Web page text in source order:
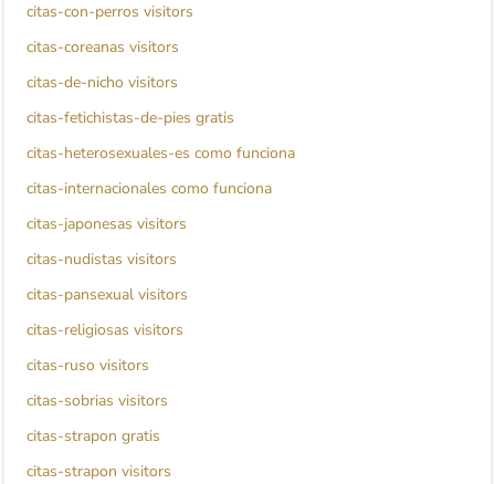
citas-con-perros visitors
citas-coreanas visitors
citas-de-nicho visitors
citas-fetichistas-de-pies gratis
citas-heterosexuales-es como funciona
citas-internacionales como funciona
citas-japonesas visitors
citas-nudistas visitors
citas-pansexual visitors
citas-religiosas visitors
citas-ruso visitors
citas-sobrias visitors
citas-strapon gratis
citas-strapon visitors